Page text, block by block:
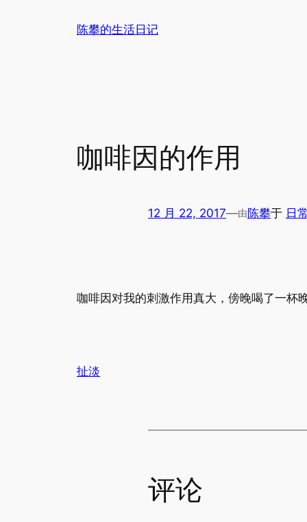
陈攀的生活日记
咖啡因的作用
12 月 22, 2017—由陈攀于 日常
咖啡因对我的刺激作用真大，傍晚喝了一杯
扯淡
评论